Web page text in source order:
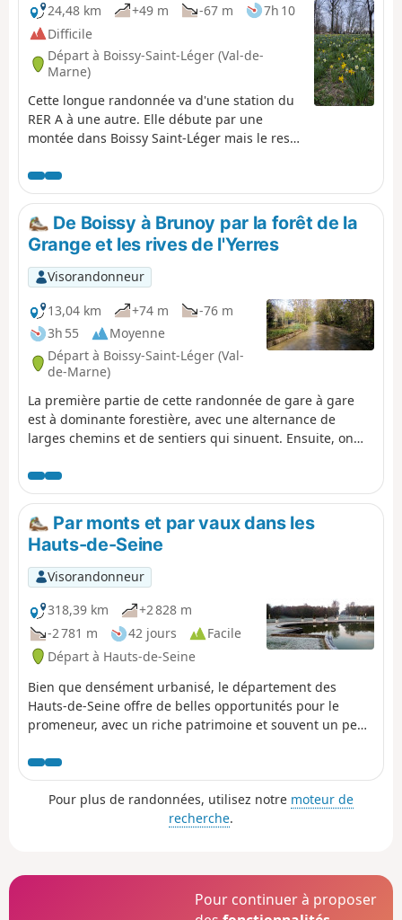
24,48 km
+49 m -67 m
7h 10
Difficile
Départ à Boissy-Saint-Léger (Val-de-
Marne)
Cette longue randonnée va d'une station du
RER A à une autre. Elle débute par une
montée dans Boissy Saint-Léger mais le reste
la forêt de Gros-Bois, puis l'essentiel de la
balade permet de visiter la Forêt de Notre-
Dame. On alterne les larges allées et les
sentiers, avec une grande diversité d'arbres.
On termine par une longue coulée verte en
pente douce et par la traversée du Parc de
Morbras. Plusieurs variantes permettent de
raccourcir le circuit.
De Boissy à Brunoy par la forêt de la
Grange et les rives de l'Yerres
Visorandonneur
13,04 km
+74 m
-76 m
3h 55
Moyenne
Départ à Boissy-Saint-Léger (Val-
de-Marne)
La première partie de cette randonnée de gare à gare
est à dominante forestière, avec une alternance de
larges chemins et de sentiers qui sinuent. Ensuite, on
avec la rivière, ses bras et ses affluents.
Par monts et par vaux dans les
Hauts-de-Seine
Visorandonneur
318,39 km
+2 828 m
-2 781 m
42 jours
Facile
Départ à Hauts-de-Seine
Bien que densément urbanisé, le département des
Hauts-de-Seine offre de belles opportunités pour le
promeneur, avec un riche patrimoine et souvent un peu
toutes accessibles par les transports en commun, vous
emmène à la découverte de ce département en évitant
autant que possible les grands axes de circulation et en
privilégiant les sentes et ruelles, les parcs publics et les
Pour plus de randonnées, utilisez notre moteur de
recherche.
Pour continuer à proposer